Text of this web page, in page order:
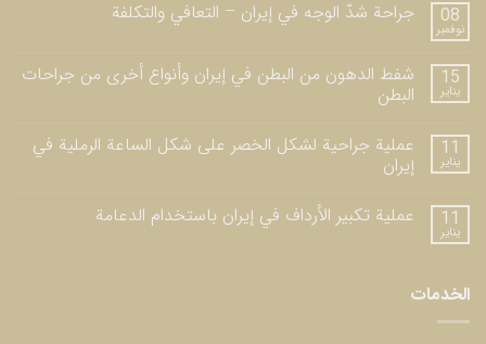
08
نوفمبر
جراحة شدّ الوجه في إيران – التعافي والتكلفة
15
يناير
شفط الدهون من البطن في إيران وأنواع أخرى من جراحات
البطن
11
يناير
عملية جراحية لشكل الخصر على شكل الساعة الرملية في
إيران
11
يناير
عملية تكبير الأرداف في إيران باستخدام الدعامة
الخدمات